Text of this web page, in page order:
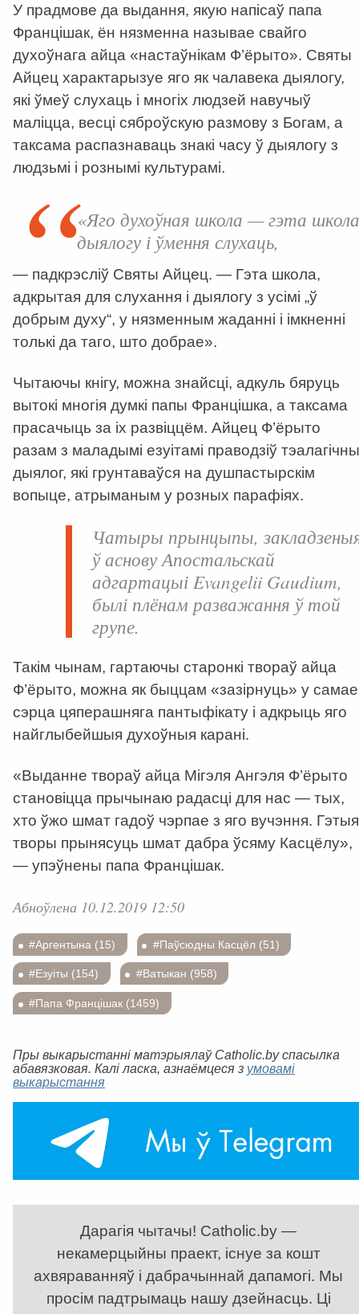
У прадмове да выдання, якую напісаў папа
Францішак, ён нязменна называе свайго
духоўнага айца «настаўнікам Ф’ёрыто». Святы
Айцец характарызуе яго як чалавека дыялогу,
які ўмеў слухаць і многіх людзей навучыў
маліцца, весці сяброўскую размову з Богам, а
таксама распазнаваць знакі часу ў дыялогу з
людзьмі і рознымі культурамі.
«Яго духоўная школа — гэта школа
дыялогу і ўмення слухаць,
— падкрэсліў Святы Айцец. — Гэта школа,
адкрытая для слухання і дыялогу з усімі „ў
добрым духу“, у нязменным жаданні і імкненні
толькі да таго, што добрае».
Чытаючы кнігу, можна знайсці, адкуль бяруць
вытокі многія думкі папы Францішка, а таксама
прасачыць за іх развіццём. Айцец Ф’ёрыто
разам з маладымі езуітамі праводзіў тэалагічны
дыялог, які грунтаваўся на душпастырскім
вопыце, атрыманым у розных парафіях.
Чатыры прынцыпы,
ў аснову Апостальскай
адгартацыі EvangeliiGaudium,
былі плёнам разважання ў той
групе.
Такім чынам, гартаючы старонкі твораў айца
Ф’ёрыто, можна як быццам «зазірнуць» у самае
сэрца цяперашняга пантыфікату і адкрыць яго
найглыбейшыя духоўныя карані.
«Выданне твораў айца Мігэля Ангэля Ф’ёрыто
становіцца прычынаю радасці для нас — тых,
хто ўжо шмат гадоў чэрпае з яго вучэння. Гэтыя
творы прынясуць шмат дабра ўсяму Касцёлу»,
— упэўнены папа Францішак.
Абноўлена 10.12.2019 12:50
#Аргентына (15) #Паўсюдны Касцёл (51)
#Езуіты (154) #Ватыкан (958)
#Папа Францішак (1459)
Пры выкарыстанні матэрыялаў Catholic.by спасылка
абавязковая. Калі ласка, азнаёмцеся з умовамі
выкарыстання
Дарагія чытачы! Catholic.by —
некамерцыйны праект, існуе за кошт
ахвяраванняў і дабрачыннай дапамогі. Мы
просім падтрымаць нашу дзейнасць. Ці